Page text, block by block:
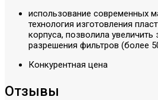
использование современных
технология изготовления
корпуса, позволила увеличить
разрешения фильтров (более
Конкурентная цена
Отзывы